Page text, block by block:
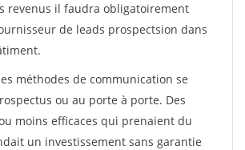
revenus il faudra obligatoirement
de leads prospectsion dans
méthodes de communication se
ou au porte à porte. Des
moins efficaces qui prenaient du
un investissement sans garantie